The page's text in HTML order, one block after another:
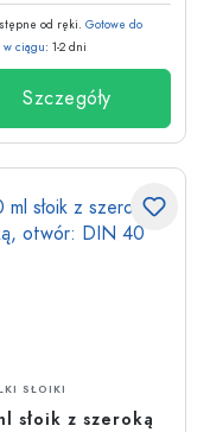
od ręki. Gotowe do
w ciągu: 1-2 dni
Szczegóły
5 gwiazdek
SŁOIKI
słoik z szeroką